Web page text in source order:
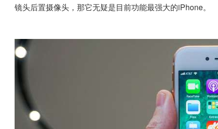
镜头后置摄像头，那它无疑是目前功能最强大的iPhone。